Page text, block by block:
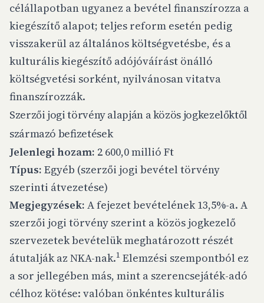
célállapotban ugyanez a bevétel finanszírozza a
kiegészítő alapot; teljes reform esetén pedig
visszakerül az általános költségvetésbe, és a
kulturális kiegészítő adójóváírást önálló
költségvetési sorként, nyilvánosan vitatva
finanszírozzák.
Szerzői jogi törvény alapján a közös jogkezelőktől
származó befizetések
Jelenlegi hozam: 2 600,0 millió Ft
Típus: Egyéb (szerzői jogi bevétel törvény
szerinti átvezetése)
Megjegyzések: A fejezet bevételének 13,5%-a. A
szerzői jogi törvény szerint a közös jogkezelő
szervezetek bevételük meghatározott részét
átutalják az NKA-nak.1 Elemzési szempontból ez
a sor jellegében más, mint a szerencsejáték-adó
célhoz kötése: valóban önkéntes kulturális